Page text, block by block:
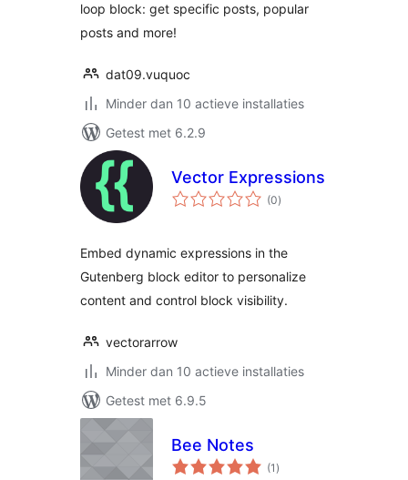
loop block: get specific posts, popular
posts and more!
dat09.vuquoc
Minder dan 10 actieve installaties
Getest met 6.2.9
Vector Expressions
(0totaal
waarderingen
)
Embed dynamic expressions in the
Gutenberg block editor to personalize
content and control block visibility.
vectorarrow
Minder dan 10 actieve installaties
Getest met 6.9.5
Bee Notes
(1 totaal
waarderingen
)